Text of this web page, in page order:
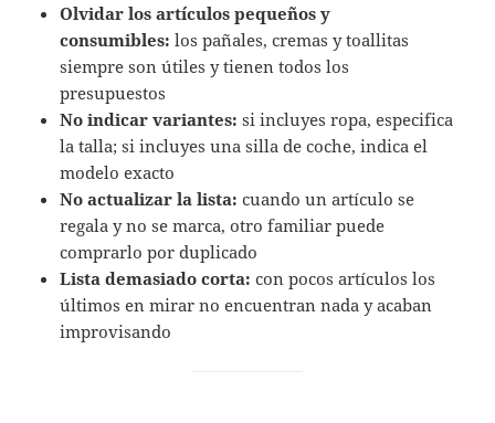
Olvidar los artículos pequeños y
consumibles: los pañales, cremas y toallitas
siempre son útiles y tienen todos los
presupuestos
No indicar variantes: si incluyes ropa, especifica
la talla; si incluyes una silla de coche, indica el
modelo exacto
No actualizar la lista: cuando un artículo se
regala y no se marca, otro familiar puede
comprarlo por duplicado
Lista demasiado corta: con pocos artículos los
últimos en mirar no encuentran nada y acaban
improvisando